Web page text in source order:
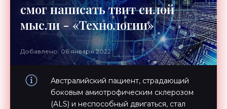
смог написать твит силой
мысли - «Технологии»
Добавлено: 06 января 2022
Австралийский пациент, страдающий
боковым амиотрофическим склерозом
(ALS) и неспособный двигаться, стал